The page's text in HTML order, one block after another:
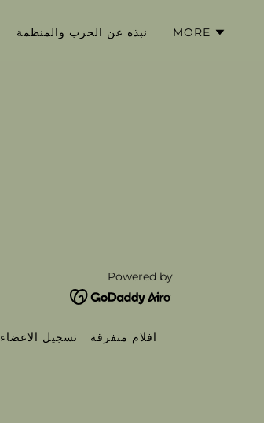
نبذه عن الحزب والمنظمة MORE
Powered by
تسجيل الاعضاء افلام متفرقة